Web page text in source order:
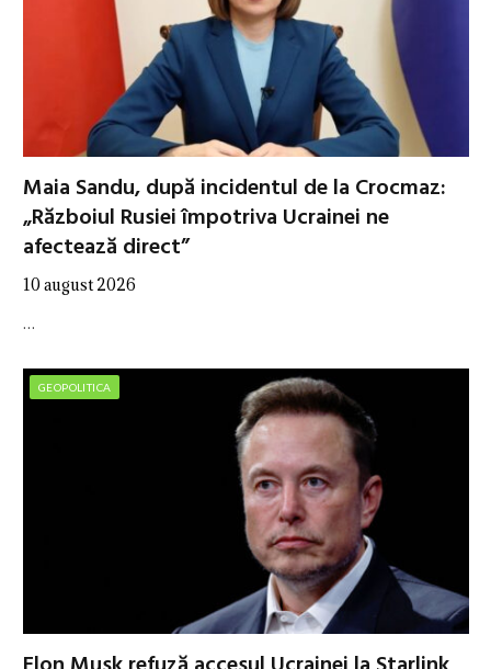
Maia Sandu, după incidentul de la Crocmaz:
„Războiul Rusiei împotriva Ucrainei ne
afectează direct”
10 august 2026
…
GEOPOLITICA